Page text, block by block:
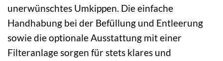
unerwünschtes Umkippen. Die einfache
Handhabung bei der Befüllung und Entleerung
sowie die optionale Ausstattung mit einer
Filteranlage sorgen für stets klares und